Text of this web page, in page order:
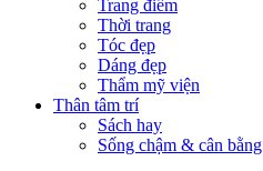
Trang điểm
Thời trang
Tóc đẹp
Dáng đẹp
Thẩm mỹ viện
Thân tâm trí
Sách hay
Sống chậm & cân bằng